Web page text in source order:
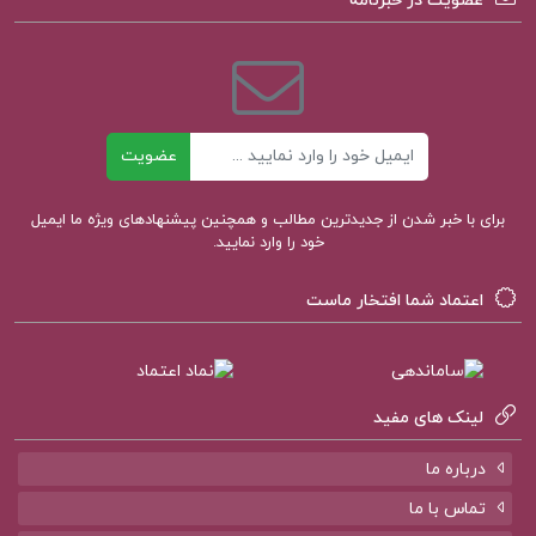
بانکداری ایران به چاپ رسیده است. این کتاب به
موضوعات متعددی از جمله اقتصاد، بانکداری، رشته
حسابداری، علوم اقتصادی، سیاست‌های پولی و
سیاست‌گذاری بانکی پرداخته است.
بخش اول: اصول و مفاهیم نظری
فصل سوم: مبانی نظام اعتباری
فصل چهارم: محیط حقوقی معاملات
عضویت
برای با خبر شدن از جدیدترین مطالب و همچنین پیشنهادهای ویژه ما ایمیل
خود را وارد نمایید.
اعتماد شما افتخار ماست
لینک های مفید
درباره ما
تماس با ما